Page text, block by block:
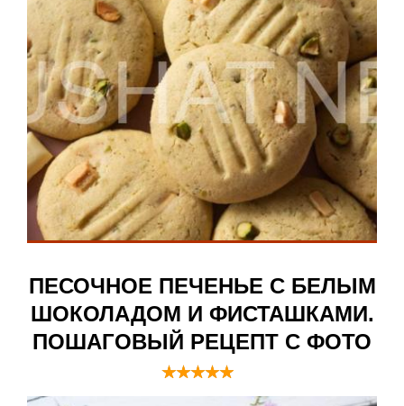
ПЕСОЧНОЕ ПЕЧЕНЬЕ С БЕЛЫМ
ШОКОЛАДОМ И ФИСТАШКАМИ.
ПОШАГОВЫЙ РЕЦЕПТ С ФОТО